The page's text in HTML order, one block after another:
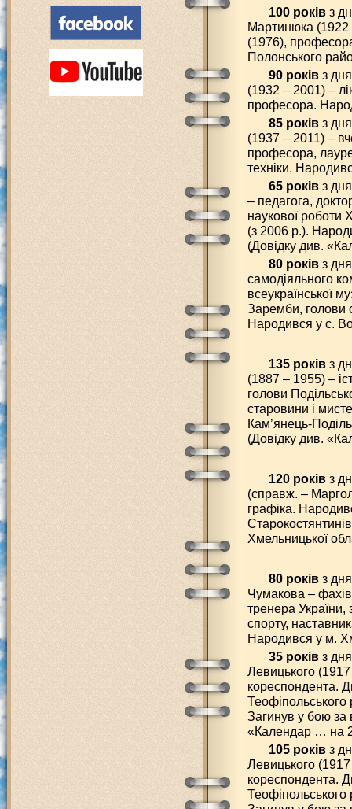
100 роківз
Мартинюка (1922
(1976),
Полонського
90 роківз
(1932 – 2001) –
професора.
85 роківз
(1937 – 2011) –
професора,
техніки.
65 роківз
– педагога,
наукової роботи
(з 2006 р.).
(Довідку див.
80 роківз
самодіяльного
всеукраїнської
Заремби, голови
Народився у с.
135 роківз
(1887 – 1955) –
голови
старовини і
Кам’янець-
(Довідку див.
120 роківз
(справж. –
графіка.
Хмельницької
80 роківз
Чумакова –
тренера України,
спорту,
Народився у м.
35 роківз
Левицького (1917
кореспондента.
Теофіпольського
Загинув у бою
«Календар … на
105 роківз
Левицького (1917
кореспондента.
Теофіпольського